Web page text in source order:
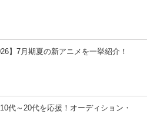
】7月期夏の新アニメを一挙紹介！
代～20代を応援！オーディション・